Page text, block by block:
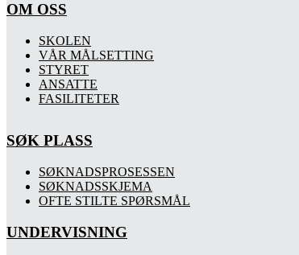
OM OSS
SKOLEN
VÅR MÅLSETTING
STYRET
ANSATTE
FASILITETER
SØK PLASS
SØKNADSPROSESSEN
SØKNADSSKJEMA
OFTE STILTE SPØRSMÅL
UNDERVISNING